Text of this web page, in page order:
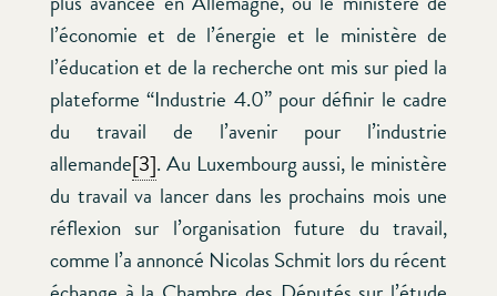
l’économie et de l’énergie et le ministère de
l’éducation et de la recherche ont mis sur pied la
plateforme “Industrie 4.0” pour définir le cadre
du travail de l’avenir pour l’industrie
allemande[3]. Au Luxembourg aussi, le ministère
du travail va lancer dans les prochains mois une
réflexion sur l’organisation future du travail,
comme l’a annoncé Nicolas Schmit lors du récent